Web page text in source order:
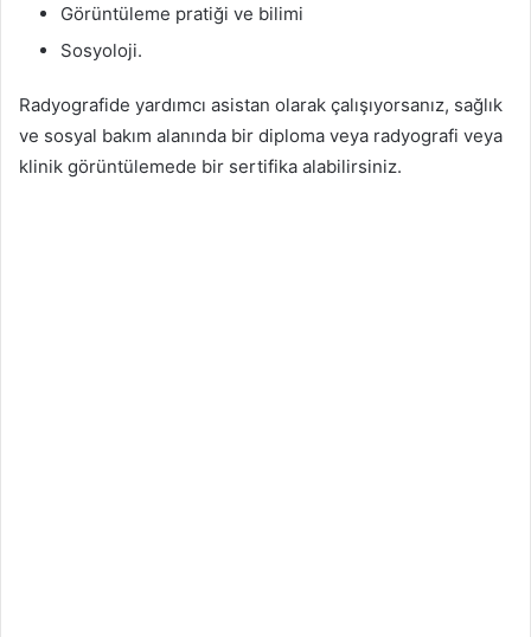
Görüntüleme pratiği ve bilimi
Sosyoloji.
Radyografide yardımcı asistan olarak çalışıyorsanız, sağlık
ve sosyal bakım alanında bir diploma veya radyografi veya
klinik görüntülemede bir sertifika alabilirsiniz.